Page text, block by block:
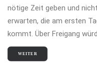
nötige Zeit geben und
erwarten, die am ersten
kommt. Über Freigang
WEITER